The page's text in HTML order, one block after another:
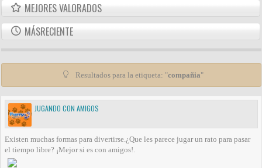
MEJORES VALORADOS
MÁSRECIENTE
Resultados para la etiqueta: "compañia"
JUGANDO CON AMIGOS
Existen muchas formas para divertirse.¿Que les parece jugar un rato para pasar
el tiempo libre? ¡Mejor si es con amigos!.